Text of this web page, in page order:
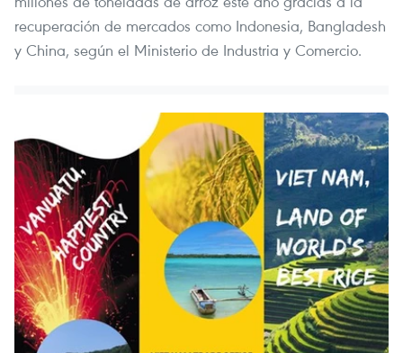
recuperación de mercados como Indonesia, Bangladesh
y China, según el Ministerio de Industria y Comercio.